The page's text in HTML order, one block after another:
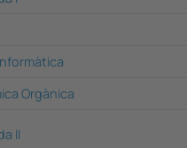
Orgànica
II